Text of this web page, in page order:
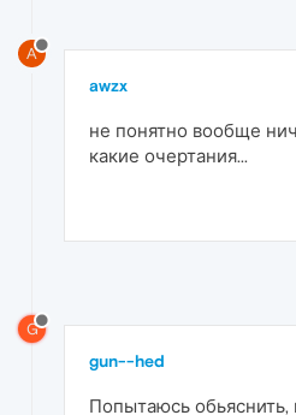
A
awzx
не понятно вообще
какие очертания...
G
gun--hed
Попытаюсь